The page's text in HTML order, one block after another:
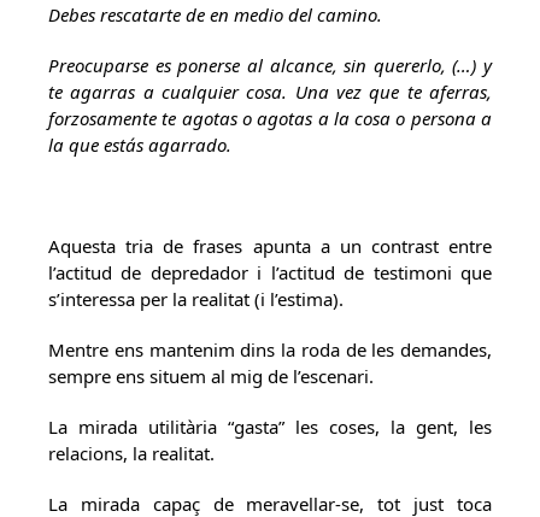
Debes rescatarte de en medio del camino.
Preocuparse es ponerse al alcance, sin quererlo, (…) y
te agarras a cualquier cosa. Una vez que te aferras,
forzosamente te agotas o agotas a la cosa o persona a
la que estás agarrado.
Aquesta tria de frases apunta a un contrast entre
l’actitud de depredador i l’actitud de testimoni que
s’interessa per la realitat (i l’estima).
Mentre ens mantenim dins la roda de les demandes,
sempre ens situem al mig de l’escenari.
La mirada utilitària “gasta” les coses, la gent, les
relacions, la realitat.
La mirada capaç de meravellar-se, tot just toca